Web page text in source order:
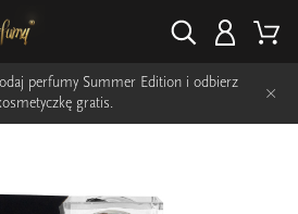
perfumy Summer Edition i odbierz
gratis.
×